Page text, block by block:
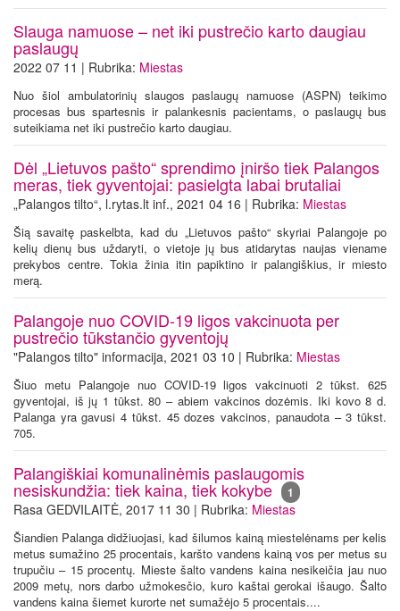
Slauga namuose – net iki pustrečio karto daugiau
paslaugų
2022 07 11 | Rubrika: Miestas
Nuo šiol ambulatorinių slaugos paslaugų namuose (ASPN) teikimo
procesas bus spartesnis ir palankesnis pacientams, o paslaugų bus
suteikiama net iki pustrečio karto daugiau.
Dėl „Lietuvos pašto“ sprendimo įniršo tiek Palangos
meras, tiek gyventojai: pasielgta labai brutaliai
„Palangos tilto“, l.rytas.lt inf., 2021 04 16 | Rubrika: Miestas
Šią savaitę paskelbta, kad du „Lietuvos pašto“ skyriai Palangoje po
kelių dienų bus uždaryti, o vietoje jų bus atidarytas naujas viename
prekybos centre. Tokia žinia itin papiktino ir palangiškius, ir miesto
merą.
Palangoje nuo COVID-19 ligos vakcinuota per
pustrečio tūkstančio gyventojų
"Palangos tilto" informacija, 2021 03 10 | Rubrika: Miestas
Šiuo metu Palangoje nuo COVID-19 ligos vakcinuoti 2 tūkst. 625
gyventojai, iš jų 1 tūkst. 80 – abiem vakcinos dozėmis. Iki kovo 8 d.
Palanga yra gavusi 4 tūkst. 45 dozes vakcinos, panaudota – 3 tūkst.
705.
Palangiškiai komunalinėmis paslaugomis
nesiskundžia: tiek kaina, tiek kokybe 1
Rasa GEDVILAITĖ, 2017 11 30 | Rubrika: Miestas
Šiandien Palanga didžiuojasi, kad šilumos kainą miestelėnams per kelis
metus sumažino 25 procentais, karšto vandens kainą vos per metus su
trupučiu – 15 procentų. Mieste šalto vandens kaina nesikeičia jau nuo
2009 metų, nors darbo užmokesčio, kuro kaštai gerokai išaugo. Šalto
vandens kaina šiemet kurorte net sumažėjo 5 procentais....